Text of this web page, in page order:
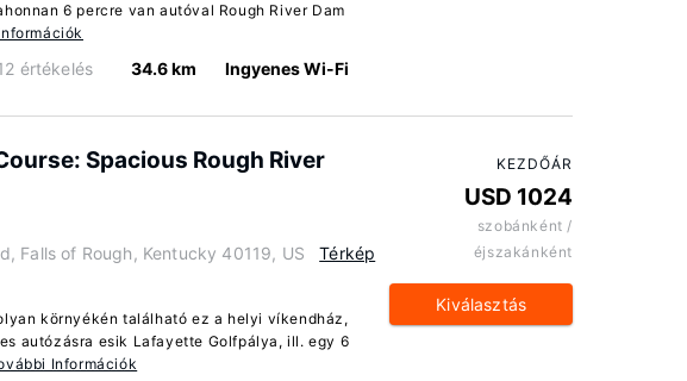
6 percre van autóval Rough River Dam
értékelés 34.6 km Ingyenes Wi-Fi
Spacious Rough River
Falls of Rough, Kentucky 40119, US
Térkép
környékén található ez a helyi víkendház,
autózásra esik Lafayette Golfpálya, ill. egy 6
Információk
KEZDŐÁR
USD 1024
szobánként /
éjszakánként
Kiválasztás